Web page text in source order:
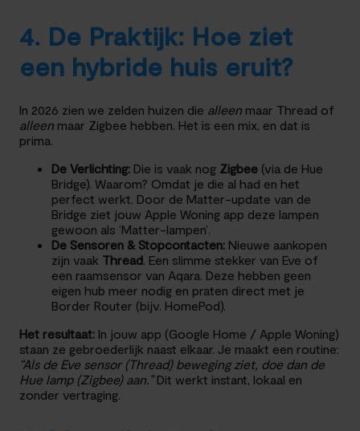
4. De Praktijk: Hoe ziet
een hybride huis eruit?
In 2026 zien we zelden huizen die alleen maar Thread of
alleen maar Zigbee hebben. Het is een mix, en dat is
prima.
De Verlichting: Die is vaak nog Zigbee (via de Hue
Bridge). Waarom? Omdat je die al had en het
perfect werkt. Door de Matter-update van de
Bridge ziet jouw Apple Woning app deze lampen
gewoon als ‘Matter-lampen’.
De Sensoren & Stopcontacten: Nieuwe aankopen
zijn vaak Thread. Een slimme stekker van Eve of
een raamsensor van Aqara. Deze hebben geen
eigen hub meer nodig en praten direct met je
Border Router (bijv. HomePod).
Het resultaat: In jouw app (Google Home / Apple Woning)
staan ze gebroederlijk naast elkaar. Je maakt een routine:
“Als de Eve sensor (Thread) beweging ziet, doe dan de
Hue lamp (Zigbee) aan.”Dit werkt instant, lokaal en
zonder vertraging.